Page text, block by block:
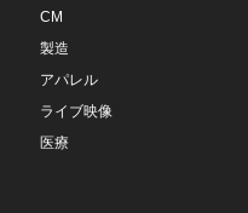
CM
製造
アパレル
ライブ映像
医療